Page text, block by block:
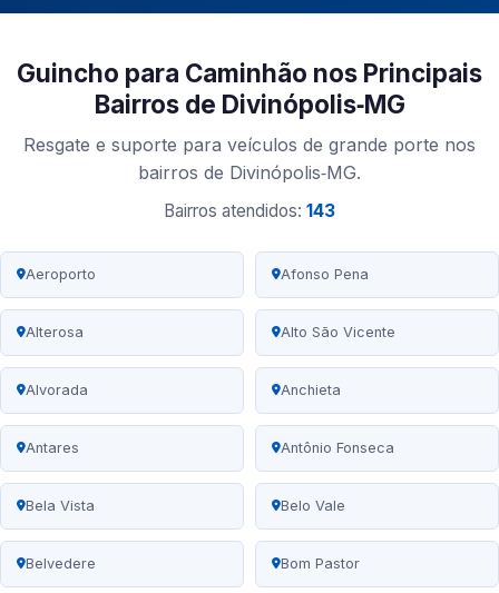
Guincho para Caminhão nos Principais
Bairros de Divinópolis‑MG
Resgate e suporte para veículos de grande porte nos
bairros de Divinópolis‑MG.
Bairros atendidos: 143
Aeroporto Afonso Pena
Alterosa Alto São Vicente
Alvorada Anchieta
Antares Antônio Fonseca
Bela Vista Belo Vale
Belvedere Bom Pastor